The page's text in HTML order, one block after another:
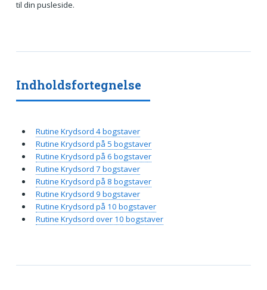
til din pusleside.
Indholdsfortegnelse
Rutine Krydsord 4 bogstaver
Rutine Krydsord på 5 bogstaver
Rutine Krydsord på 6 bogstaver
Rutine Krydsord 7 bogstaver
Rutine Krydsord på 8 bogstaver
Rutine Krydsord 9 bogstaver
Rutine Krydsord på 10 bogstaver
Rutine Krydsord over 10 bogstaver